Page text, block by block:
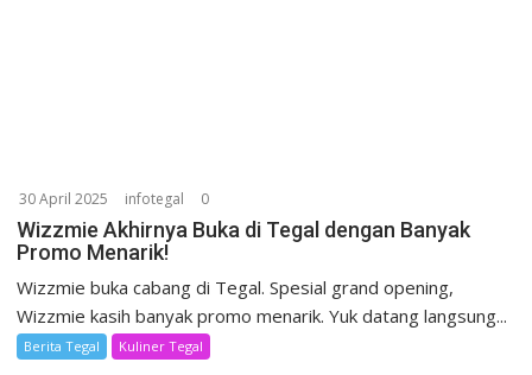
30 April 2025 infotegal 0
Wizzmie Akhirnya Buka di Tegal dengan Banyak
Promo Menarik!
Wizzmie buka cabang di Tegal. Spesial grand opening,
Wizzmie kasih banyak promo menarik. Yuk datang langsung...
Berita Tegal Kuliner Tegal